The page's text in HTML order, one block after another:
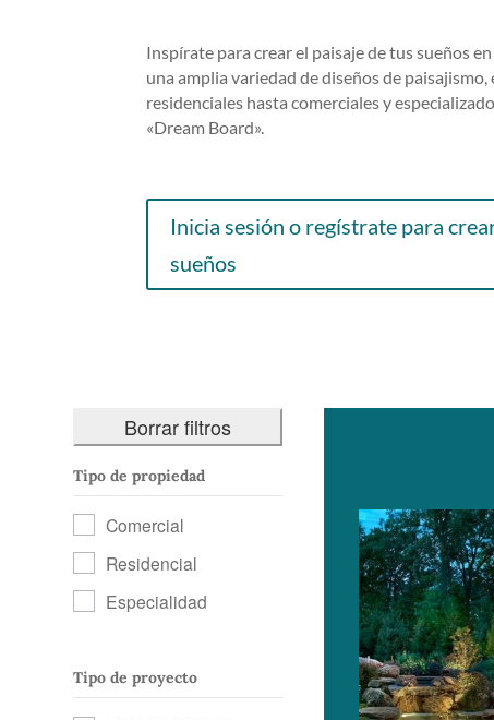
Inspírate para crear el paisaje de tus sueños
una amplia variedad de diseños de
residenciales hasta comerciales y
«Dream Board».
Inicia sesión o regístrate para
sueños
Borrar filtros
Tipo de propiedad
Comercial
Residencial
Especialidad
Tipo de proyecto